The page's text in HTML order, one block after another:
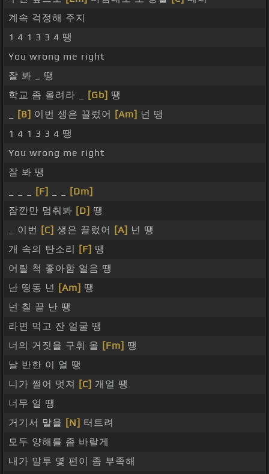
계속 걱정해 주지
1 4 1 3 3 4 땡
You wrong me right
잘 봐 _ 땡
학교 좀 올려라 _
[Gb] 땡
[B] 이번 생은 끌렀어 [Am] 넌 땡
1 4 1 3 3 4 땡
You wrong me right
잘 봐 땡
[F]
[Dm]
잠깐만 멈춰봐 [D] 땡
_ 이번 [C] 생은 끌렀어 [A] 넌 땡
개 속의 탄소리
[F] 땡
어릴 척 좋아함 얼음 땡
난 띵동 넌 [Am] 땡
넌 칠 끝 난 땡
라면 먹고 잔 얼굴 땡
너의 거짓을 구휘 올 [Fm] 땡
날 반한 이 얼 땡
니가 쩔어 멋져
[C] 개얼 땡
너무 얼 땡
거기서 말을 [N] 터트려
모두 양해를 좀 바랄게
내가 말투 몇 편이 좀 부족해